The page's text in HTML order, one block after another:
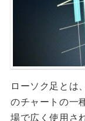
ローソク足とは
のチャートの一
場で広く使用さ